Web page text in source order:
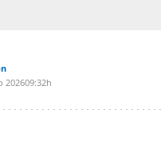
202609:32h